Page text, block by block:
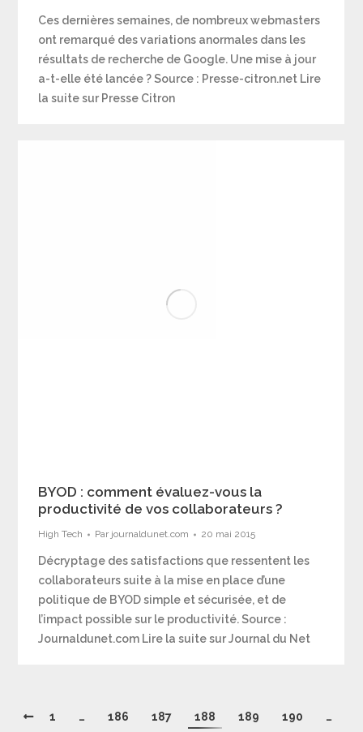
Ces dernières semaines, de nombreux webmasters
ont remarqué des variations anormales dans les
résultats de recherche de Google. Une mise à jour
a-t-elle été lancée ? Source : Presse-citron.net Lire
la suite sur Presse Citron
BYOD : comment évaluez-vous la
productivité de vos collaborateurs ?
High Tech Par journaldunet.com 20 mai 2015
Décryptage des satisfactions que ressentent les
collaborateurs suite à la mise en place d’une
politique de BYOD simple et sécurisée, et de
l’impact possible sur le productivité. Source :
Journaldunet.com Lire la suite sur Journal du Net
1 … 186 187 188 189 190
…